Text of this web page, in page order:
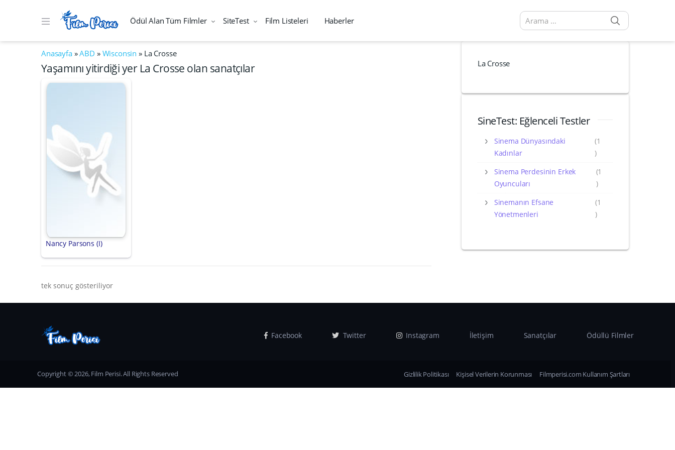
Ödül Alan Tüm Filmler SiteTest Film Listeleri Haberler
Arama sonuçları:
Anasayfa»ABD » Wisconsin » La Crosse
Yaşamını yitirdiği yer La Crosse olan sanatçılar
Nancy Parsons (I)
tek sonuç gösteriliyor
La Crosse
SineTest: Eğlenceli Testler
Sinema Dünyasındaki
Kadınlar
(1
)
Sinema Perdesinin Erkek
Oyuncuları
(1
)
Sinemanın Efsane
Yönetmenleri
(1
)
Facebook Twitter Instagram İletişim Sanatçılar Ödüllü Filmler
Copyright © 2026, Film Perisi. All Rights Reserved Gizlilik Politikası Kişisel Verilerin Korunması Filmperisi.com Kullanım Şartları